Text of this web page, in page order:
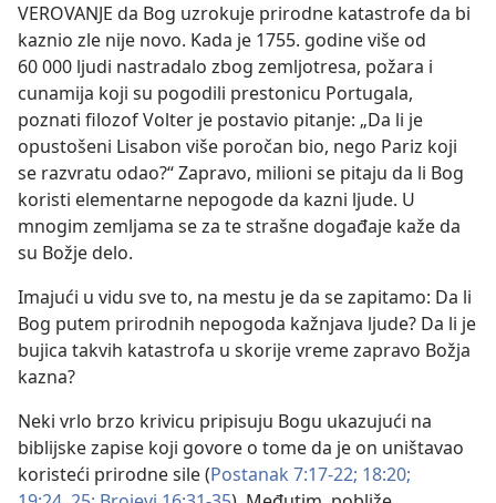
VEROVANJE da Bog uzrokuje prirodne katastrofe da bi
kaznio zle nije novo. Kada je 1755. godine više od
60 000 ljudi nastradalo zbog zemljotresa, požara i
cunamija koji su pogodili prestonicu Portugala,
poznati filozof Volter je postavio pitanje: „Da li je
opustošeni Lisabon više poročan bio, nego Pariz koji
se razvratu odao?“ Zapravo, milioni se pitaju da li Bog
koristi elementarne nepogode da kazni ljude. U
mnogim zemljama se za te strašne događaje kaže da
su Božje delo.
Imajući u vidu sve to, na mestu je da se zapitamo: Da li
Bog putem prirodnih nepogoda kažnjava ljude? Da li je
bujica takvih katastrofa u skorije vreme zapravo Božja
kazna?
Neki vrlo brzo krivicu pripisuju Bogu ukazujući na
biblijske zapise koji govore o tome da je on uništavao
koristeći prirodne sile (Postanak 7:17-22; 18:20;